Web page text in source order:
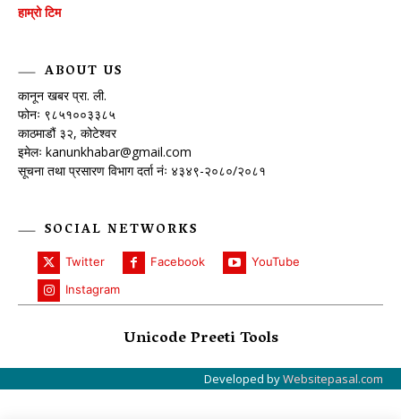
हाम्रो टिम
ABOUT US
कानून खबर प्रा. ली.
फोनः ९८५१००३३८५
काठमाडौं ३२, कोटेश्वर
इमेलः kanunkhabar@gmail.com
सूचना तथा प्रसारण विभाग दर्ता नंः ४३४९-२०८०/२०८१
SOCIAL NETWORKS
Twitter Facebook
YouTube
Instagram
Unicode Preeti Tools
Developed byWebsitepasal.com